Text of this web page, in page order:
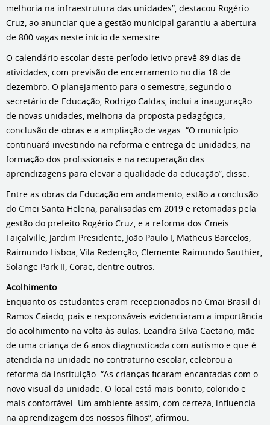
melhoria na infraestrutura das unidades”, destacou Rogério
Cruz, ao anunciar que a gestão municipal garantiu a abertura
de 800 vagas neste início de semestre.
O calendário escolar deste período letivo prevê 89 dias de
atividades, com previsão de encerramento no dia 18 de
dezembro. O planejamento para o semestre, segundo o
secretário de Educação, Rodrigo Caldas, inclui a inauguração
de novas unidades, melhoria da proposta pedagógica,
conclusão de obras e a ampliação de vagas. “O município
continuará investindo na reforma e entrega de unidades, na
formação dos profissionais e na recuperação das
aprendizagens para elevar a qualidade da educação”, disse.
Entre as obras da Educação em andamento, estão a conclusão
do Cmei Santa Helena, paralisadas em 2019 e retomadas pela
gestão do prefeito Rogério Cruz, e a reforma dos Cmeis
Faiçalville, Jardim Presidente, João Paulo I, Matheus Barcelos,
Raimundo Lisboa, Vila Redenção, Clemente Raimundo Sauthier,
Solange Park II, Corae, dentre outros.
Acolhimento
Enquanto os estudantes eram recepcionados no Cmai Brasil di
Ramos Caiado, pais e responsáveis evidenciaram a importância
do acolhimento na volta às aulas. Leandra Silva Caetano, mãe
de uma criança de 6 anos diagnosticada com autismo e que é
atendida na unidade no contraturno escolar, celebrou a
reforma da instituição. “As crianças ficaram encantadas com o
novo visual da unidade. O local está mais bonito, colorido e
mais confortável. Um ambiente assim, com certeza, influencia
na aprendizagem dos nossos filhos”, afirmou.